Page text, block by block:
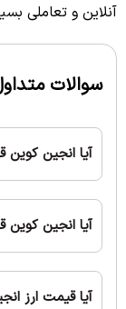
آنلاین و تعاملی
سوالات
آیا انجین کوین
آیا انجین
آیا قیمت ارز